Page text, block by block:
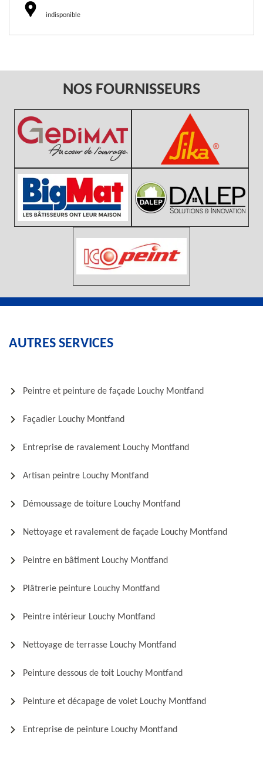
indisponible
NOS FOURNISSEURS
AUTRES SERVICES
Peintre et peinture de façade Louchy Montfand
Façadier Louchy Montfand
Entreprise de ravalement Louchy Montfand
Artisan peintre Louchy Montfand
Démoussage de toiture Louchy Montfand
Nettoyage et ravalement de façade Louchy Montfand
Peintre en bâtiment Louchy Montfand
Plâtrerie peinture Louchy Montfand
Peintre intérieur Louchy Montfand
Nettoyage de terrasse Louchy Montfand
Peinture dessous de toit Louchy Montfand
Peinture et décapage de volet Louchy Montfand
Entreprise de peinture Louchy Montfand